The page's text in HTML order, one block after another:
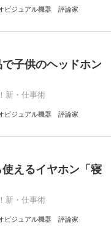
ビジュアル機器 評論家
子供のヘッドホン
新・仕事術
ビジュアル機器 評論家
えるイヤホン「寝
新・仕事術
ビジュアル機器 評論家